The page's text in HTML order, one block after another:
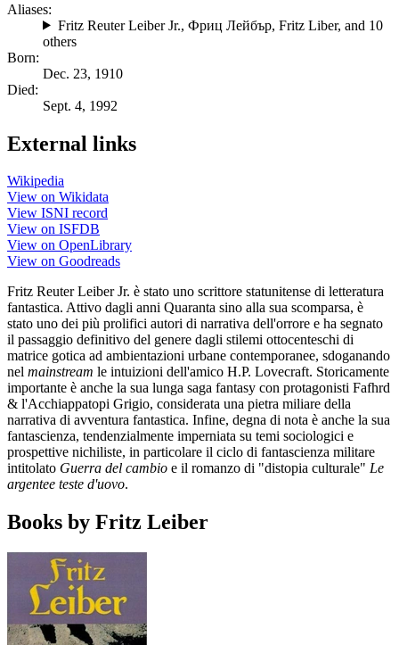
Aliases:
Fritz Reuter Leiber Jr., Фриц Лейбър, Fritz Liber, and 10
others
Born:
Dec. 23, 1910
Died:
Sept. 4, 1992
External links
Wikipedia
View on Wikidata
View ISNI record
View on ISFDB
View on OpenLibrary
View on Goodreads
Fritz Reuter Leiber Jr. è stato uno scrittore statunitense di letteratura
fantastica. Attivo dagli anni Quaranta sino alla sua scomparsa, è
stato uno dei più prolifici autori di narrativa dell'orrore e ha segnato
il passaggio definitivo del genere dagli stilemi ottocenteschi di
matrice gotica ad ambientazioni urbane contemporanee, sdoganando
nel mainstream le intuizioni dell'amico H.P. Lovecraft. Storicamente
importante è anche la sua lunga saga fantasy con protagonisti Fafhrd
& l'Acchiappatopi Grigio, considerata una pietra miliare della
narrativa di avventura fantastica. Infine, degna di nota è anche la sua
fantascienza, tendenzialmente imperniata su temi sociologici e
prospettive nichiliste, in particolare il ciclo di fantascienza militare
intitolato Guerra del cambio e il romanzo di "distopia culturale" Le
argentee teste d'uovo.
Books by Fritz Leiber